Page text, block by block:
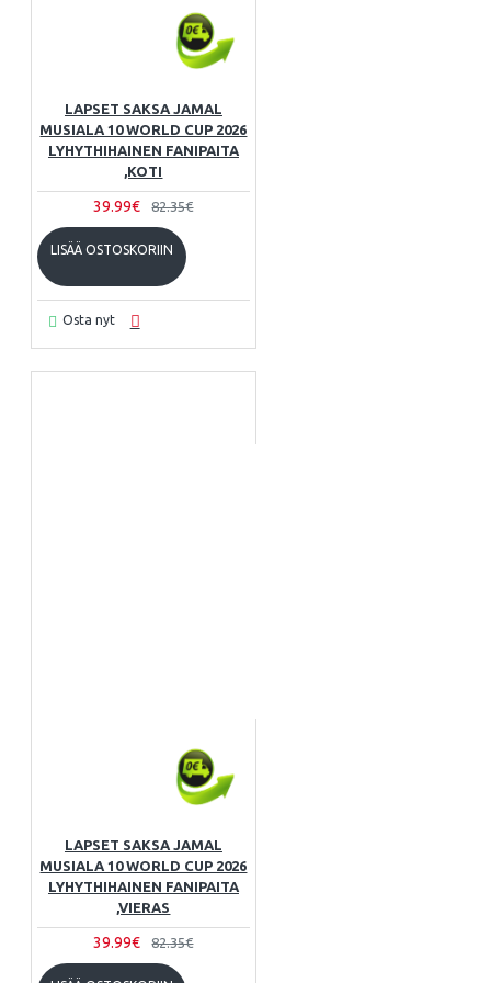
LAPSET SAKSA JAMAL
MUSIALA 10 WORLD CUP 2026
LYHYTHIHAINEN FANIPAITA
,KOTI
39.99€ 82.35€
LISÄÄ OSTOSKORIIN
Osta nyt
LAPSET SAKSA JAMAL
MUSIALA 10 WORLD CUP 2026
LYHYTHIHAINEN FANIPAITA
,VIERAS
39.99€ 82.35€